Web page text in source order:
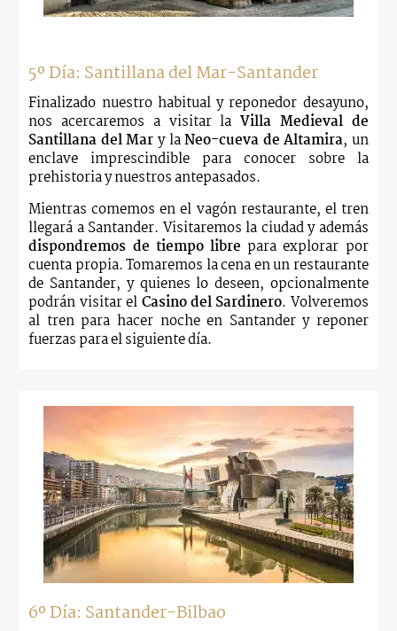
5º Día: Santillana del Mar-Santander
Finalizado nuestro habitual y reponedor desayuno,
nos acercaremos a visitar laVilla Medieval de
Santillana del Mar y laNeo-cueva de Altamira, un
enclave imprescindible para conocer sobre la
prehistoria y nuestros antepasados.
Mientras comemos en el vagón restaurante, el tren
llegará a Santander. Visitaremos la ciudad y además
dispondremos de tiempo libre para explorar por
cuenta propia. Tomaremos la cena en un restaurante
de Santander, y quienes lo deseen, opcionalmente
podrán visitar el Casino del Sardinero. Volveremos
al tren para hacer noche en Santander y reponer
fuerzas para el siguiente día.
6º Día: Santander-Bilbao